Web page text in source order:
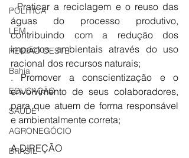
POLÍTICA
LEM
REGIÃO OESTE
Bahia
EDUCAÇÃO
SAÚDE
AGRONEGÓCIO
BRASIL
. Praticar a reciclagem e o reuso das
águas do processo produtivo,
contribuindo com a redução dos
impactos ambientais através do uso
racional dos recursos naturais;
. Promover a conscientização e o
envolvimento de seus colaboradores,
para que atuem de forma responsável
e ambientalmente correta;
A DIREÇÃO